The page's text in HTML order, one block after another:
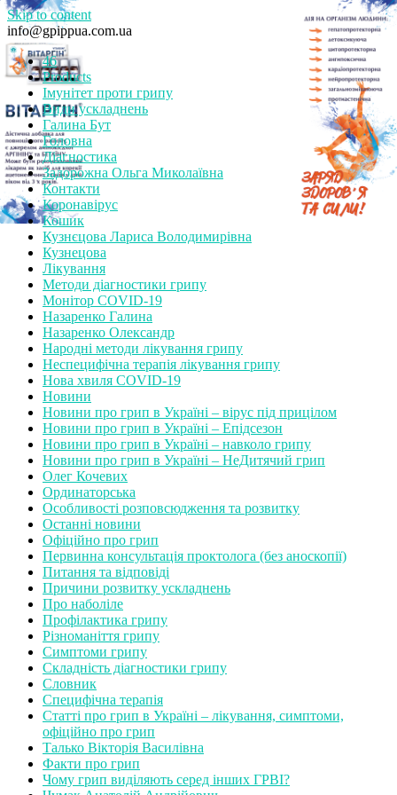
Skip to content
info@gpippua.com.ua
46
Products
Імунітет проти грипу
Види ускладнень
Галина Бут
Головна
Діагностика
Задорожна Ольга Миколаївна
Контакти
Коронавірус
Кошик
Кузнєцова Лариса Володимирівна
Кузнецова
Лікування
Методи діагностики грипу
Монітор СOVID-19
Назаренко Галина
Назаренко Олександр
Народні методи лікування грипу
Неспецифічна терапія лікування грипу
Нова хвиля COVID-19
Новини
Новини про грип в Україні – вірус під прицілом
Новини про грип в Україні – Епідсезон
Новини про грип в Україні – навколо грипу
Новини про грип в Україні – НеДитячий грип
Олег Кочевих
Ординаторська
Особливості розповсюдження та розвитку
Останні новини
Офіційно про грип
Первинна консультація проктолога (без аноскопії)
Питання та відповіді
Причини розвитку ускладнень
Про наболіле
Профілактика грипу
Різноманіття грипу
Симптоми грипу
Складність діагностики грипу
Словник
Специфічна терапія
Статті про грип в Україні – лікування, симптоми,
офіційно про грип
Талько Вікторія Василівна
Факти про грип
Чому грип виділяють серед інших ГРВІ?